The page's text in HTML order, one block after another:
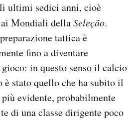
ultimi sedici anni, cioè
Mondiali dellaSeleção.
tattica è
fino a diventare
in questo senso il calcio
è stato quello che ha subito il
evidente, probabilmente
di una classe dirigente poco